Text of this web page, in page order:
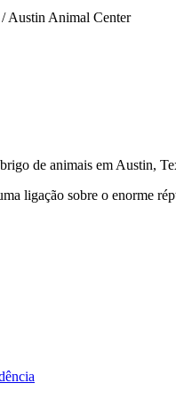
Austin Animal Center
de animais em Austin,
ligação sobre o enorme